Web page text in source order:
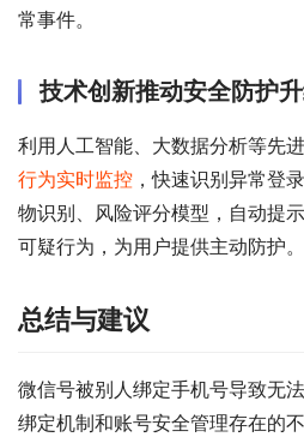
常事件。
技术创新推动安全防护
利用人工智能、大数据分析等先
行为实时监控 ，快速识别异常登
物识别、风险评分模型，自动提
可疑行为，为用户提供主动防护。
总结与建议
微信号被别人绑定手机号导致无
绑定机制和账号安全管理存在的